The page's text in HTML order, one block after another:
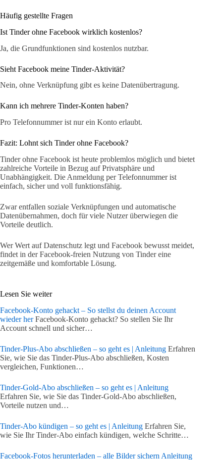
Häufig gestellte Fragen
Ist Tinder ohne Facebook wirklich kostenlos?
Ja, die Grundfunktionen sind kostenlos nutzbar.
Sieht Facebook meine Tinder-Aktivität?
Nein, ohne Verknüpfung gibt es keine Datenübertragung.
Kann ich mehrere Tinder-Konten haben?
Pro Telefonnummer ist nur ein Konto erlaubt.
Fazit: Lohnt sich Tinder ohne Facebook?
Tinder ohne Facebook ist heute problemlos möglich und bietet
zahlreiche Vorteile in Bezug auf Privatsphäre und
Unabhängigkeit. Die Anmeldung per Telefonnummer ist
einfach, sicher und voll funktionsfähig.
Zwar entfallen soziale Verknüpfungen und automatische
Datenübernahmen, doch für viele Nutzer überwiegen die
Vorteile deutlich.
Wer Wert auf Datenschutz legt und Facebook bewusst meidet,
findet in der Facebook-freien Nutzung von Tinder eine
zeitgemäße und komfortable Lösung.
Lesen Sie weiter
Facebook-Konto gehackt – So stellst du deinen Account
wieder herFacebook-Konto gehackt? So stellen Sie Ihr
Account schnell und sicher…
Tinder-Plus-Abo abschließen – so geht es | Anleitung Erfahren
Sie, wie Sie das Tinder-Plus-Abo abschließen, Kosten
vergleichen, Funktionen…
Tinder-Gold-Abo abschließen – so geht es | Anleitung
Erfahren Sie, wie Sie das Tinder-Gold-Abo abschließen,
Vorteile nutzen und…
Tinder-Abo kündigen – so geht es | Anleitung Erfahren Sie,
wie Sie Ihr Tinder-Abo einfach kündigen, welche Schritte…
Facebook-Fotos herunterladen – alle Bilder sichern Anleitung